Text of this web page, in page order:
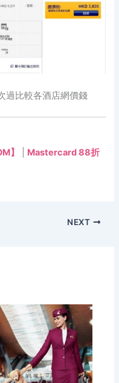
過比較各酒店網價錢
】
Mastercard 88折
NEXT